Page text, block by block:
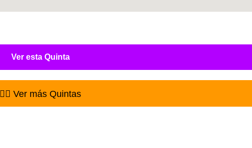
Ver esta Quinta
👉🏻 Ver más Quintas